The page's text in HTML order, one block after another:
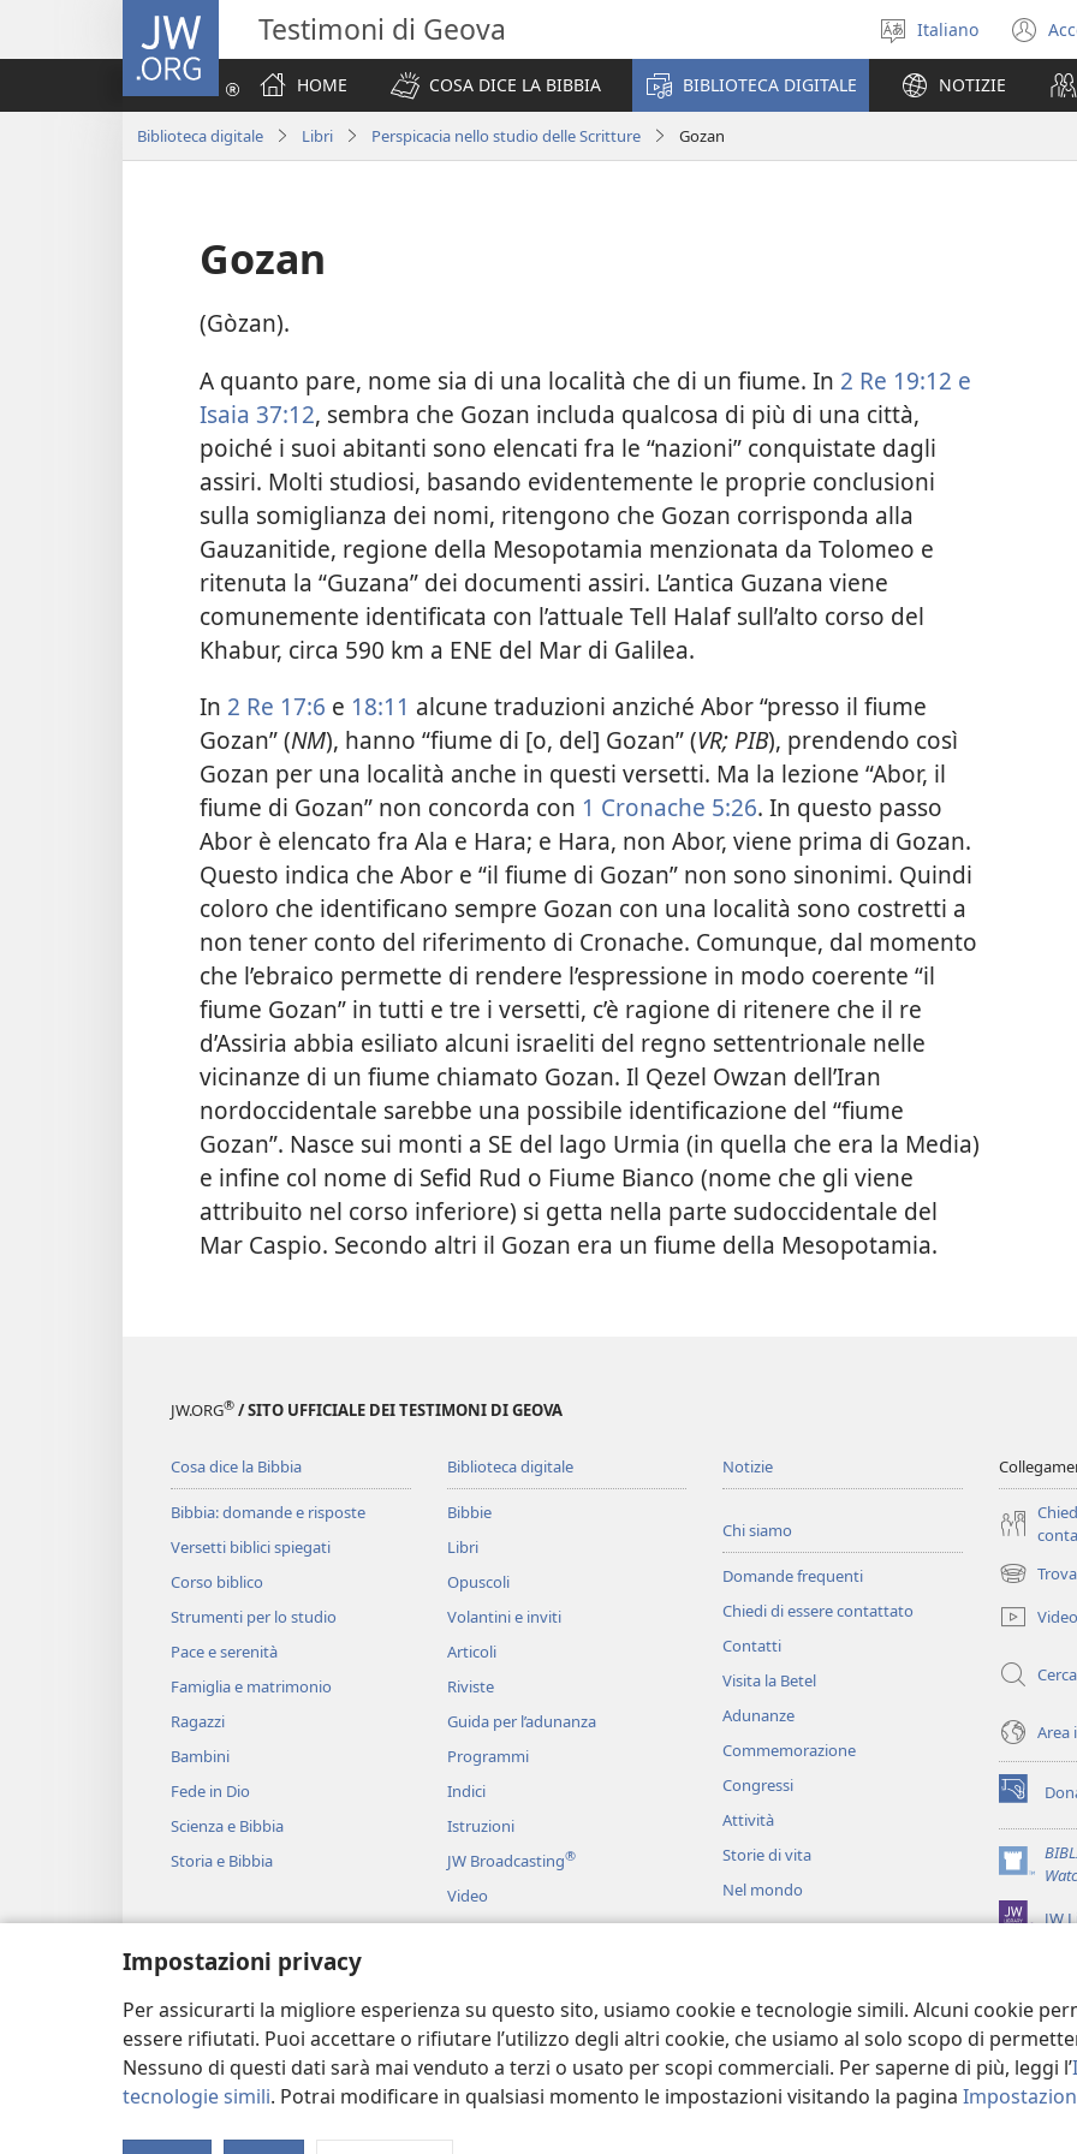
Impostazioni privacy
Per assicurarti la migliore esperienza su questo sito, usiamo cookie e tecnologie simili. Alcuni cookie
essere rifiutati. Puoi accettare o rifiutare l’utilizzo degli altri cookie, che usiamo al solo scopo di
Nessuno di questi dati sarà mai venduto a terzi o usato per scopi commerciali. Per saperne di più, leggi l’
tecnologie simili. Potrai modificare in qualsiasi momento le impostazioni visitando la pagina
JW.ORG Testimoni di Geova
Seleziona
la
lingua
Italiano
HOME
COSA DICE LA BIBBIA BIBLIOTECA DIGITALE NOTIZIE
Biblioteca digitale Libri Perspicacia nello studio delle Scritture Gozan
Gozan
(Gòzan).
A quanto pare, nome sia di una località che di un fiume. In 2 Re 19:12 e
Isaia 37:12, sembra che Gozan includa qualcosa di più di una città,
poiché i suoi abitanti sono elencati fra le “nazioni” conquistate dagli
assiri. Molti studiosi, basando evidentemente le proprie conclusioni
sulla somiglianza dei nomi, ritengono che Gozan corrisponda alla
Gauzanitide, regione della Mesopotamia menzionata da Tolomeo e
ritenuta la “Guzana” dei documenti assiri. L’antica Guzana viene
comunemente identificata con l’attuale Tell Halaf sull’alto corso del
Khabur, circa 590 km a ENE del Mar di Galilea.
In 2 Re 17:6 e 18:11 alcune traduzioni anziché Abor “presso il fiume
Gozan” (NM), hanno “fiume di [o, del] Gozan” (VR; PIB), prendendo così
Gozan per una località anche in questi versetti. Ma la lezione “Abor, il
fiume di Gozan” non concorda con 1 Cronache 5:26. In questo passo
Abor è elencato fra Ala e Hara; e Hara, non Abor, viene prima di Gozan.
Questo indica che Abor e “il fiume di Gozan” non sono sinonimi. Quindi
coloro che identificano sempre Gozan con una località sono costretti a
non tener conto del riferimento di Cronache. Comunque, dal momento
che l’ebraico permette di rendere l’espressione in modo coerente “il
fiume Gozan” in tutti e tre i versetti, c’è ragione di ritenere che il re
d’Assiria abbia esiliato alcuni israeliti del regno settentrionale nelle
vicinanze di un fiume chiamato Gozan. Il Qezel Owzan dell’Iran
nordoccidentale sarebbe una possibile identificazione del “fiume
Gozan”. Nasce sui monti a SE del lago Urmia (in quella che era la Media)
e infine col nome di Sefid Rud o Fiume Bianco (nome che gli viene
attribuito nel corso inferiore) si getta nella parte sudoccidentale del
Mar Caspio. Secondo altri il Gozan era un fiume della Mesopotamia.
JW.ORG® / SITO UFFICIALE DEI TESTIMONI DI GEOVA
Cosa dice la Bibbia
Bibbia: domande e risposte
Versetti biblici spiegati
Corso biblico
Strumenti per lo studio
Pace e serenità
Famiglia e matrimonio
Ragazzi
Bambini
Fede in Dio
Scienza e Bibbia
Storia e Bibbia
Biblioteca digitale
Bibbie
Libri
Opuscoli
Volantini e inviti
Articoli
Riviste
Guida per l’adunanza
Programmi
Indici
Istruzioni
JW Broadcasting®
Video
Musica
Brani biblici recitati
Notizie
Chi siamo
Domande frequenti
Chiedi di essere contattato
Contatti
Visita la Betel
Adunanze
Commemorazione
Congressi
Attività
Storie di vita
Nel mondo
(apre
una
nuova
Video
Cerca
Area
(apre
una
nuova
finestra)
(apre
una
nuovaJW
© 2026 Watch Tower Bible and Tract Society of Pennsylvania. CONDIZIONI D’USO | INFORMATIVA